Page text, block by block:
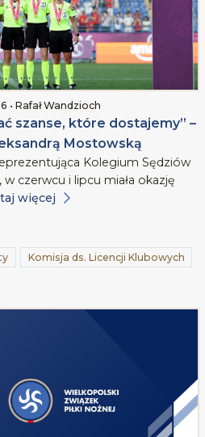
• Rafał Wandzioch
szanse, które dostajemy” –
Mostowską
Kolegium Sędziów
czerwcu i lipcu miała okazję
więcej
Komisja ds. Licencji Klubowych